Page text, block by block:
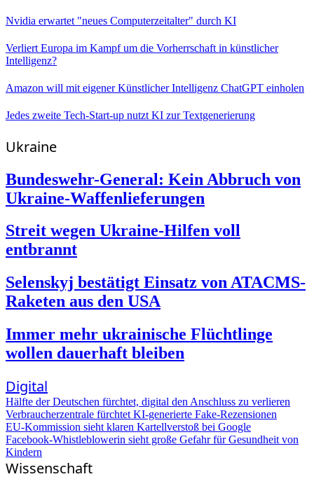
Nvidia erwartet "neues Computerzeitalter" durch KI
Verliert Europa im Kampf um die Vorherrschaft in künstlicher
Intelligenz?
Amazon will mit eigener Künstlicher Intelligenz ChatGPT einholen
Jedes zweite Tech-Start-up nutzt KI zur Textgenerierung
Ukraine
Bundeswehr-General: Kein Abbruch von
Ukraine-Waffenlieferungen
Streit wegen Ukraine-Hilfen voll
entbrannt
Selenskyj bestätigt Einsatz von ATACMS-
Raketen aus den USA
Immer mehr ukrainische Flüchtlinge
wollen dauerhaft bleiben
Digital
Hälfte der Deutschen fürchtet, digital den Anschluss zu verlieren
Verbraucherzentrale fürchtet KI-generierte Fake-Rezensionen
EU-Kommission sieht klaren Kartellverstoß bei Google
Facebook-Whistleblowerin sieht große Gefahr für Gesundheit von
Kindern
Wissenschaft